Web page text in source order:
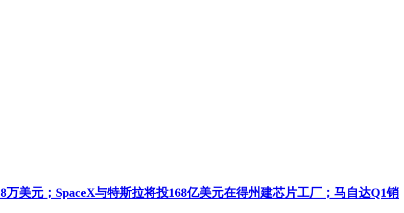
万美元；SpaceX与特斯拉将投168亿美元在得州建芯片工厂；马自达Q1销